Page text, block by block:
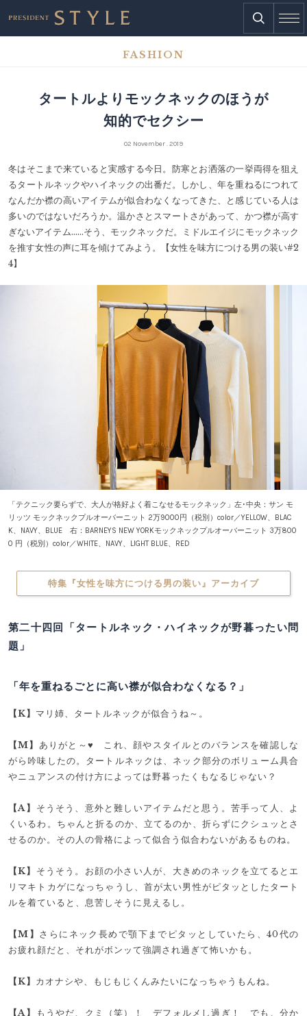
FASHION
タートルよりモックネックのほうが
知的でセクシー
02 November . 2019
冬はそこまで来ていると実感する今日。防寒とお洒落の一挙両得を狙え
るタートルネックやハイネックの出番だ。しかし、年を重ねるにつれて
なんだか襟の高いアイテムが似合わなくなってきた、と感じている人は
多いのではないだろうか。温かさとスマートさがあって、かつ襟が高す
ぎないアイテム……そう、モックネックだ。ミドルエイジにモックネック
を推す女性の声に耳を傾けてみよう。【女性を味方につける男の装い#2
4】
「テクニック要らずで、大人が格好よく着こなせるモックネック」左･中央：サン モ
リッツ モックネックプルオーバーニット 2万9000円（税別）color／YELLOW、BLAC
K、NAVY、BLUE 右：BARNEYS NEW YORKモックネックプルオーバーニット 3万800
0 円（税別）color／WHITE、NAVY、LIGHT BLUE、RED
特集『女性を味方につける男の装い』アーカイブ
第二十四回「タートルネック・ハイネックが野暮ったい問
題」
「年を重ねるごとに高い襟が似合わなくなる？」
【K】 マリ姉、タートルネックが似合うね～。
【M】 ありがと～♥ これ、顔やスタイルとのバランスを確認しな
がら吟味したの。タートルネックは、ネック部分のボリューム具合
やニュアンスの付け方によっては野暮ったくもなるじゃない？
【A】 そうそう、意外と難しいアイテムだと思う。苦手って人、よ
くいるわ。ちゃんと折るのか、立てるのか、折らずにクシュッとさ
せるのか。その人の骨格によって似合う似合わないがあるものね。
【K】 そうそう。お顔の小さい人が、大きめのネックを立てるとエ
リマキトカゲになっちゃうし、首が太い男性がピタッとしたタート
ルを着ていると、息苦しそうに見えるし。
【M】 さらにネック長めで顎下までピタッとしていたら、40代の
お疲れ顔だと、それがボンッて強調され過ぎて怖いかも。
【K】 カオナシや、もじもじくんみたいになっちゃうもんね。
【A】
もうやだ、クミ（笑）！ デフォルメし過ぎ！ でも、分か